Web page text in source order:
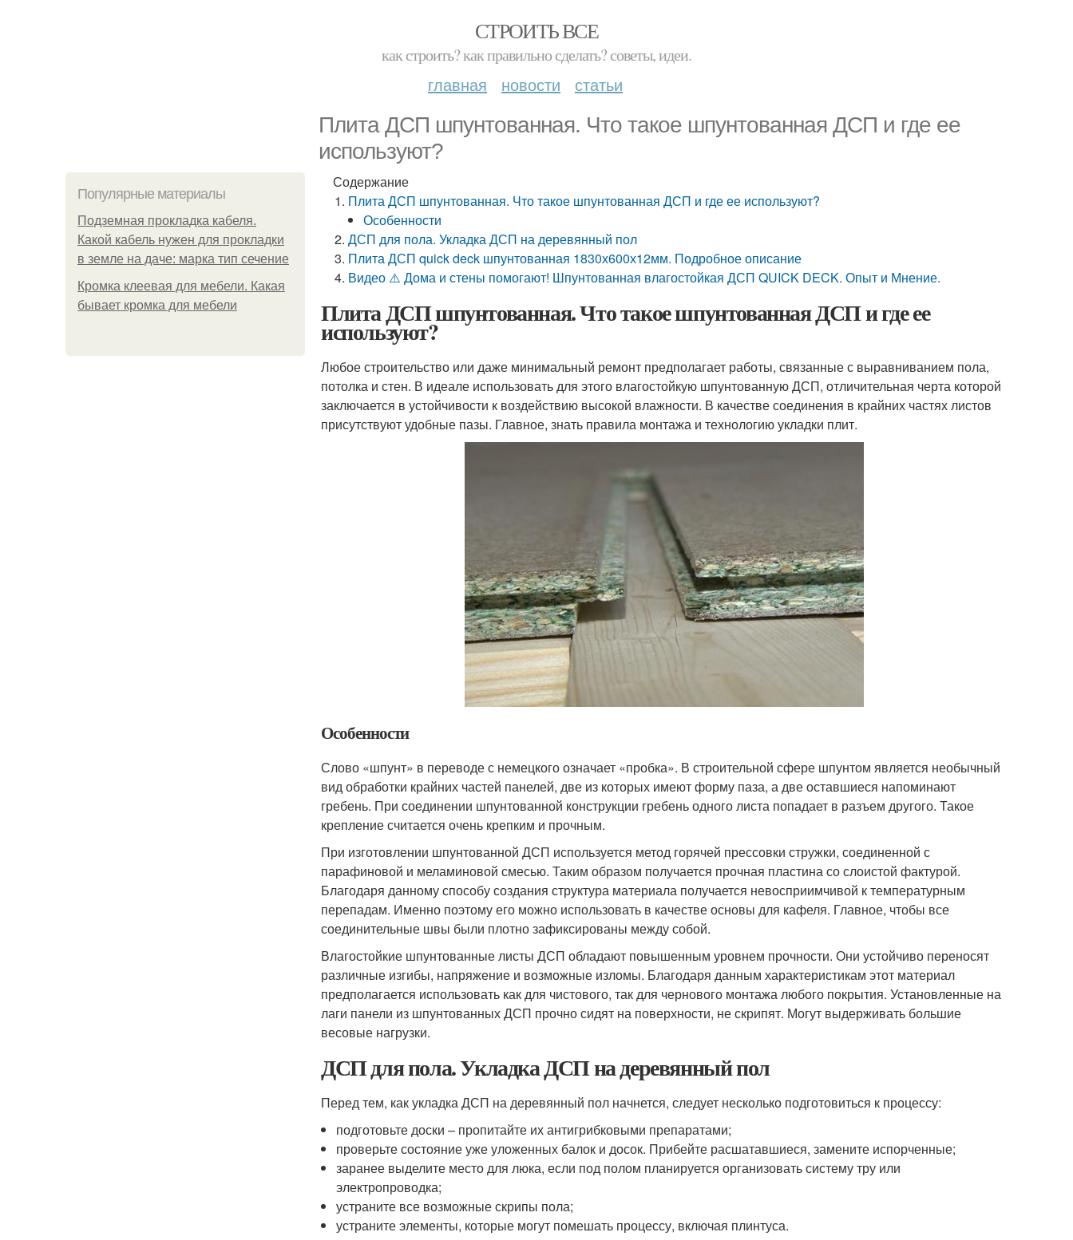
СТРОИТЬ ВСЕ
как строить? как правильно сделать? советы, идеи.
главная новости статьи
Плита ДСП шпунтованная. Что такое шпунтованная ДСП и где ее
используют?
Популярные материалы
Подземная прокладка кабеля.
Какой кабель нужен для прокладки
в земле на даче: марка тип сечение
Кромка клеевая для мебели. Какая
бывает кромка для мебели
Содержание
Плита ДСП шпунтованная. Что такое шпунтованная ДСП и где ее используют?
Особенности
ДСП для пола. Укладка ДСП на деревянный пол
Плита ДСП quick deck шпунтованная 1830х600х12мм. Подробное описание
Видео ⚠️ Дома и стены помогают! Шпунтованная влагостойкая ДСП QUICK DECK. Опыт и Мнение.
Плита ДСП шпунтованная. Что такое шпунтованная ДСП и где ее
используют?
Любое строительство или даже минимальный ремонт предполагает работы, связанные с выравниванием пола,
потолка и стен. В идеале использовать для этого влагостойкую шпунтованную ДСП, отличительная черта которой
заключается в устойчивости к воздействию высокой влажности. В качестве соединения в крайних частях листов
присутствуют удобные пазы. Главное, знать правила монтажа и технологию укладки плит.
Особенности
Слово «шпунт» в переводе с немецкого означает «пробка». В строительной сфере шпунтом является необычный
вид обработки крайних частей панелей, две из которых имеют форму паза, а две оставшиеся напоминают
гребень. При соединении шпунтованной конструкции гребень одного листа попадает в разъем другого. Такое
крепление считается очень крепким и прочным.
При изготовлении шпунтованной ДСП используется метод горячей прессовки стружки, соединенной с
парафиновой и меламиновой смесью. Таким образом получается прочная пластина со слоистой фактурой.
Благодаря данному способу создания структура материала получается невосприимчивой к температурным
перепадам. Именно поэтому его можно использовать в качестве основы для кафеля. Главное, чтобы все
соединительные швы были плотно зафиксированы между собой.
Влагостойкие шпунтованные листы ДСП обладают повышенным уровнем прочности. Они устойчиво переносят
различные изгибы, напряжение и возможные изломы. Благодаря данным характеристикам этот материал
предполагается использовать как для чистового, так для чернового монтажа любого покрытия. Установленные на
лаги панели из шпунтованных ДСП прочно сидят на поверхности, не скрипят. Могут выдерживать большие
весовые нагрузки.
ДСП для пола. Укладка ДСП на деревянный пол
Перед тем, как укладка ДСП на деревянный пол начнется, следует несколько подготовиться к процессу:
подготовьте доски – пропитайте их антигрибковыми препаратами;
проверьте состояние уже уложенных балок и досок. Прибейте расшатавшиеся, замените испорченные;
заранее выделите место для люка, если под полом планируется организовать систему тру или
электропроводка;
устраните все возможные скрипы пола;
устраните элементы, которые могут помешать процессу, включая плинтуса.